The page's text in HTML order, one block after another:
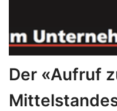
Der «Aufruf